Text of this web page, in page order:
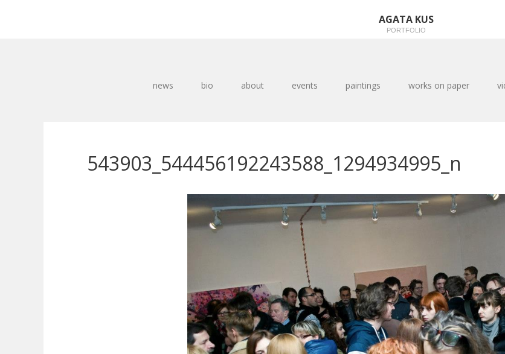
AGATA KUS
PORTFOLIO
news bio about events paintings works on paper
543903_544456192243588_1294934995_n